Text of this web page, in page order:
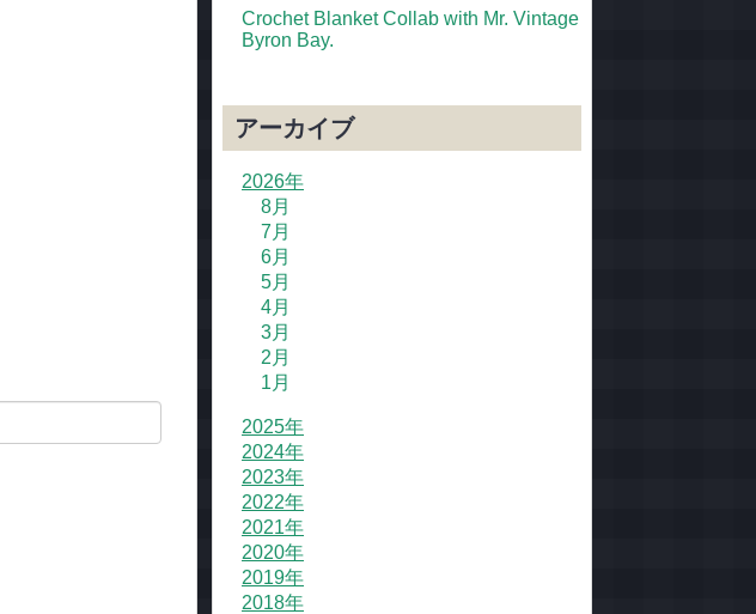
Crochet Blanket Collab with Mr. Vintage
Byron Bay.
アーカイブ
2026年
8月
7月
6月
5月
4月
3月
2月
1月
2025年
2024年
2023年
2022年
2021年
2020年
2019年
2018年